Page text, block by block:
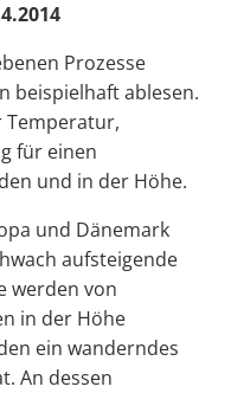
Prozesse
beispielhaft ablesen.
Temperatur,
für einen
und in der Höhe.
und Dänemark
aufsteigende
werden von
in der Höhe
ein wanderndes
An dessen